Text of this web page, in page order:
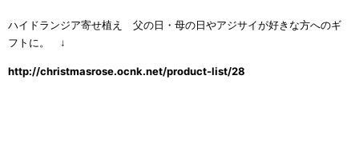
ハイドランジア寄せ植え 父の日・母の日やアジサイが好きな方へのギ
フトに。 ↓
http://christmasrose.ocnk.net/product-list/28